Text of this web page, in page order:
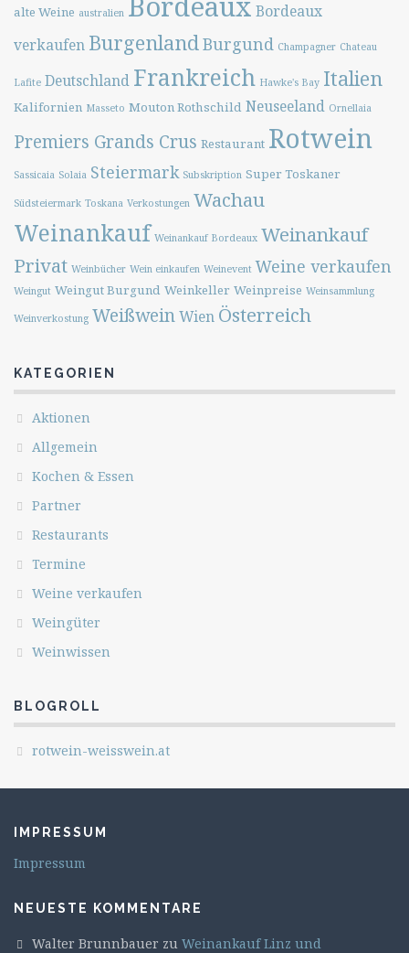
alte Weine australien
Bordeaux
verkaufen BurgenlandBurgund Champagner Chateau
Lafite Deutschland Frankreich Hawke's Bay Italien
Kalifornien Masseto Mouton Rothschild Neuseeland Ornellaia
Premiers Grands Crus Restaurant Rotwein
Sassicaia Solaia Steiermark Subskription Super Toskaner
Südsteiermark Toskana Verkostungen Wachau
Weinankauf Weinankauf Bordeaux Weinankauf
Privat Weinbücher Wein einkaufen Weinevent Weine verkaufen
Weingut Weingut Burgund Weinkeller Weinpreise Weinsammlung
Weinverkostung WeißweinWien Österreich
KATEGORIEN
Aktionen
Allgemein
Kochen & Essen
Partner
Restaurants
Termine
Weine verkaufen
Weingüter
Weinwissen
BLOGROLL
rotwein-weisswein.at
IMPRESSUM
Impressum
NEUESTE KOMMENTARE
Walter Brunnbauer zu Weinankauf Linz und